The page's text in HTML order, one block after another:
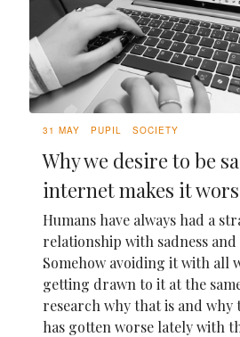
31 MAY PUPIL SOCIETY
Why we desire to be
internet makes it
Humans have always had a
relationship with sadness
Somehow avoiding it with all
getting drawn to it at the
research why that is and why
has gotten worse lately with